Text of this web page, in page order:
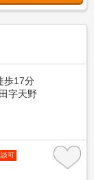
歩17分
字天野
可